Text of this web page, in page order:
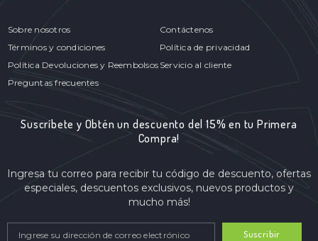
Sobre nosotros
Contáctenos
Términos y condiciones
Política de privacidad
Política Devoluciones y Reembolsos Servicio al cliente
Preguntas frecuentes
Suscríbete y Obtén un descuento del 15% en tu Primera
Compra!
Ingresa tu correo para recibir tu código de descuento, ofertas
especiales, descuentos exclusivos, nuevos productos y
mucho más!
Suscribir